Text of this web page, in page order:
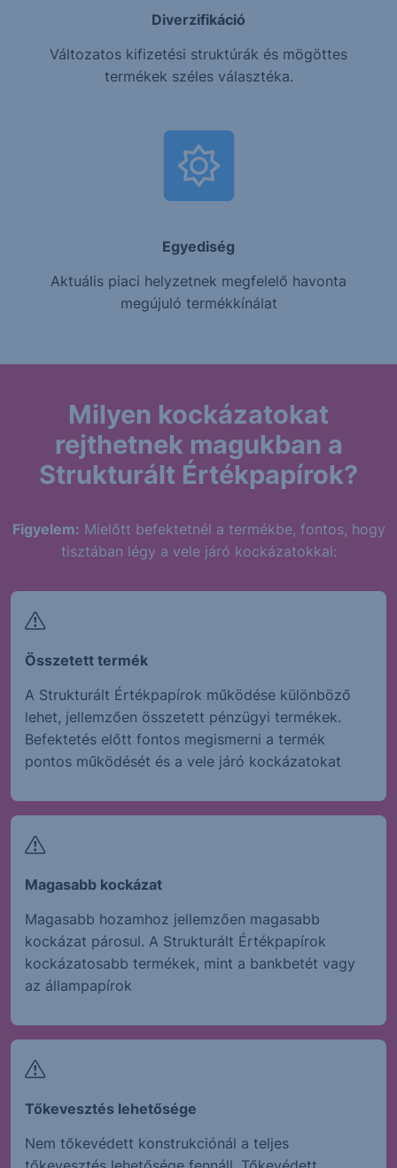
Diverzifikáció
Változatos kifizetési struktúrák és mögöttes
termékek széles választéka.
Egyediség
Aktuális piaci helyzetnek megfelelő havonta
megújuló termékkínálat
Milyen kockázatokat
rejthetnek magukban a
Strukturált Értékpapírok?
Figyelem: Mielőtt befektetnél a termékbe, fontos, hogy
tisztában légy a vele járó kockázatokkal:
Összetett termék
A Strukturált Értékpapírok működése különböző
lehet, jellemzően összetett pénzügyi termékek.
Befektetés előtt fontos megismerni a termék
pontos működését és a vele járó kockázatokat
Magasabb kockázat
Magasabb hozamhoz jellemzően magasabb
kockázat párosul. A Strukturált Értékpapírok
kockázatosabb termékek, mint a bankbetét vagy
az állampapírok
Tőkevesztés lehetősége
Nem tőkevédett konstrukciónál a teljes